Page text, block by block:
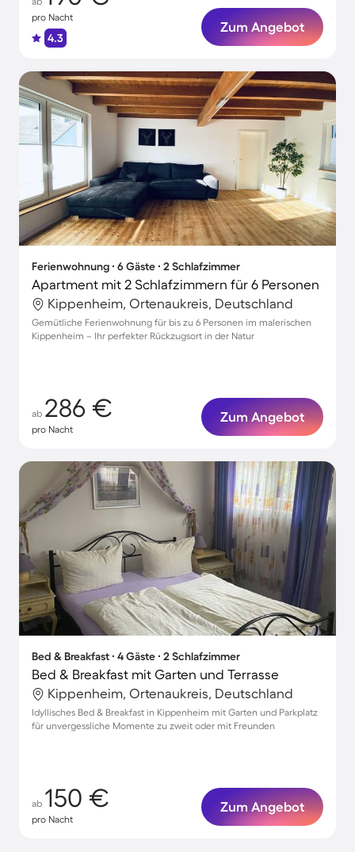
pro Nacht
4.3
Zum Angebot
Ferienwohnung ∙ 6 Gäste ∙ 2 Schlafzimmer
Apartment mit 2 Schlafzimmern für 6 Personen
Kippenheim, Ortenaukreis, Deutschland
Gemütliche Ferienwohnung für bis zu 6 Personen im malerischen
Kippenheim – Ihr perfekter Rückzugsort in der Natur
ab 286 €
pro Nacht
Zum Angebot
Bed & Breakfast ∙ 4 Gäste ∙ 2 Schlafzimmer
Bed & Breakfast mit Garten und Terrasse
Kippenheim, Ortenaukreis, Deutschland
Idyllisches Bed & Breakfast in Kippenheim mit Garten und Parkplatz
für unvergessliche Momente zu zweit oder mit Freunden
ab 150 €
pro Nacht
Zum Angebot